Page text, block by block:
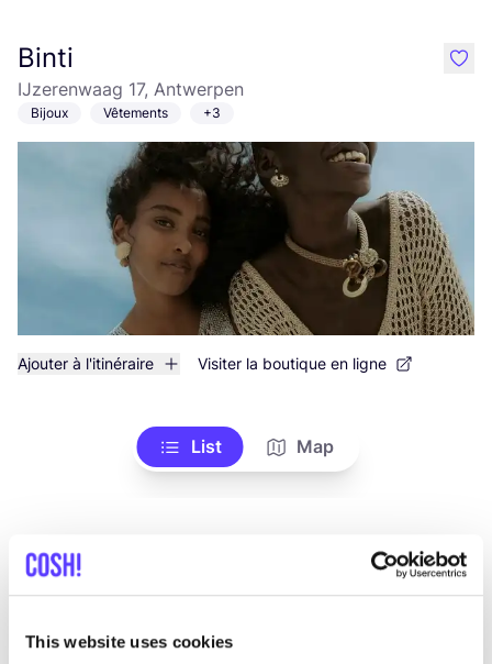
This website uses cookies
Binti
IJzerenwaag 17, Antwerpen
Bijoux Vêtements +3
Ajouter à l'itinéraire Visiter la boutique en ligne
like
List Map